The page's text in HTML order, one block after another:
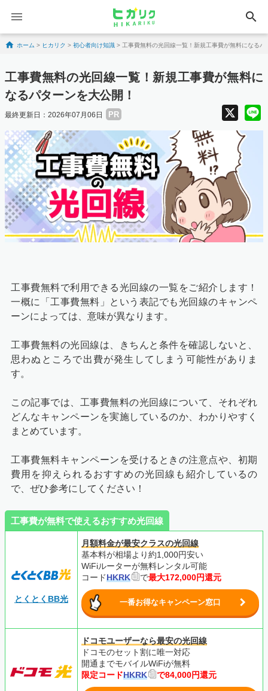
search
Skip to content
ホーム > ヒカリク > 初心者向け知識 > 工事費無料の光回線一覧！新規工事費が無料になるパ
工事費無料の光回線一覧！新規工事費が無料に
なるパターンを大公開！
最終更新日：2026年07月06日 PR X
工事費無料で利用できる光回線の一覧をご紹介します！
一概に「工事費無料」という表記でも光回線のキャンペ
ーンによっては、意味が異なります。
工事費無料の光回線は、きちんと条件を確認しないと、
思わぬところで出費が発生してしまう可能性がありま
す。
この記事では、工事費無料の光回線について、それぞれ
どんなキャンペーンを実施しているのか、わかりやすく
まとめています。
工事費無料キャンペーンを受けるときの注意点や、初期
費用を抑えられるおすすめの光回線も紹介しているの
で、ぜひ参考にしてください！
工事費が無料で使えるおすすめ光回線
とくとくBB光
月額料金が最安クラスの光回線
基本料が相場より約1,000円安い
WiFiルーターが無料レンタル可能
コードHKRK で最大172,000円還元
一番お得なキャンペーン窓口
ドコモユーザーなら最安の光回線
ドコモのセット割に唯一対応
開通までモバイルWiFiが無料
限定コードHKRK で84,000円還元